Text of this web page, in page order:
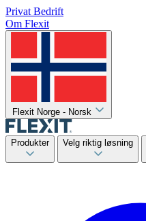
Privat Bedrift
Om Flexit
Flexit Norge - Norsk
Produkter Velg riktig løsning